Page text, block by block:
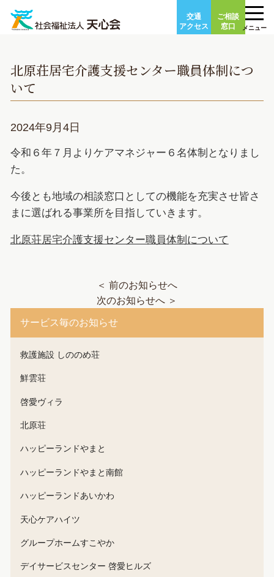
content
交通
アクセス
ご相談
窓口
メニュー
北原荘居宅介護支援センター職員体制につ
いて
2024年9月4日
令和６年７月よりケアマネジャー６名体制となりまし
た。
今後とも地域の相談窓口としての機能を充実させ皆さ
まに選ばれる事業所を目指していきます。
北原荘居宅介護支援センター職員体制について
＜ 前のお知らせへ
次のお知らせへ ＞
サービス毎のお知らせ
救護施設 しののめ荘
鮮雲荘
啓愛ヴィラ
北原荘
ハッピーランドやまと
ハッピーランドやまと南館
ハッピーランドあいかわ
天心ケアハイツ
グループホームすこやか
デイサービスセンター 啓愛ヒルズ